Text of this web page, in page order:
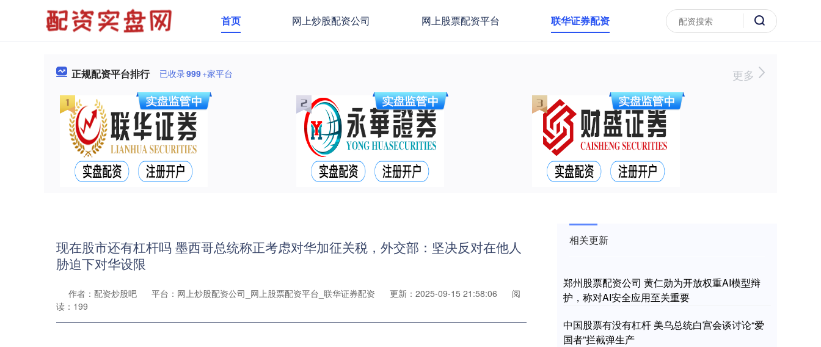
首页 网上炒股配资公司 网上股票配资平台 联华证券配资
正规配资平台排行 已收录999+家平台 更多
现在股市还有杠杆吗 墨西哥总统称正考虑对华加征关税，外交部：坚决反对在他人
胁迫下对华设限
作者：配资炒股吧 平台：网上炒股配资公司_网上股票配资平台_联华证券配资 更新：2025-09-15 21:58:06
阅
读：199
相关更新
郑州股票配资公司 黄仁勋为开放权重AI模型辩
护，称对AI安全应用至关重要
中国股票有没有杠杆 美乌总统白宫会谈讨论“爱
国者”拦截弹生产